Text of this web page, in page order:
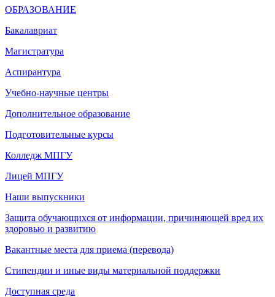
ОБРАЗОВАНИЕ
Бакалавриат
Магистратура
Аспирантура
Учебно-научные центры
Дополнительное образование
Подготовительные курсы
Колледж МПГУ
Лицей МПГУ
Наши выпускники
Защита обучающихся от информации, причиняющей вред их
здоровью и развитию
Вакантные места для приема (перевода)
Стипендии и иные виды материальной поддержки
Доступная среда